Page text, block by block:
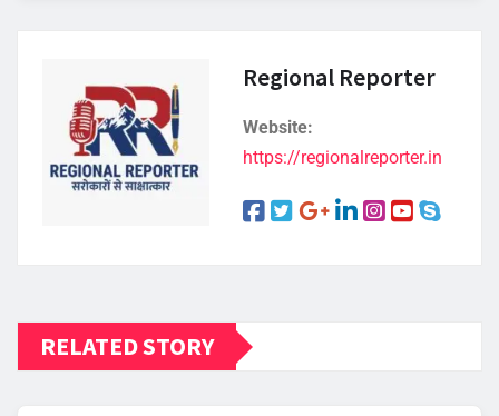
Regional Reporter
Website:
https://regionalreporter.in
RELATED STORY